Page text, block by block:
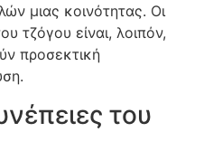
μιας κοινότητας. Οι
τζόγου είναι, λοιπόν,
προσεκτική
του